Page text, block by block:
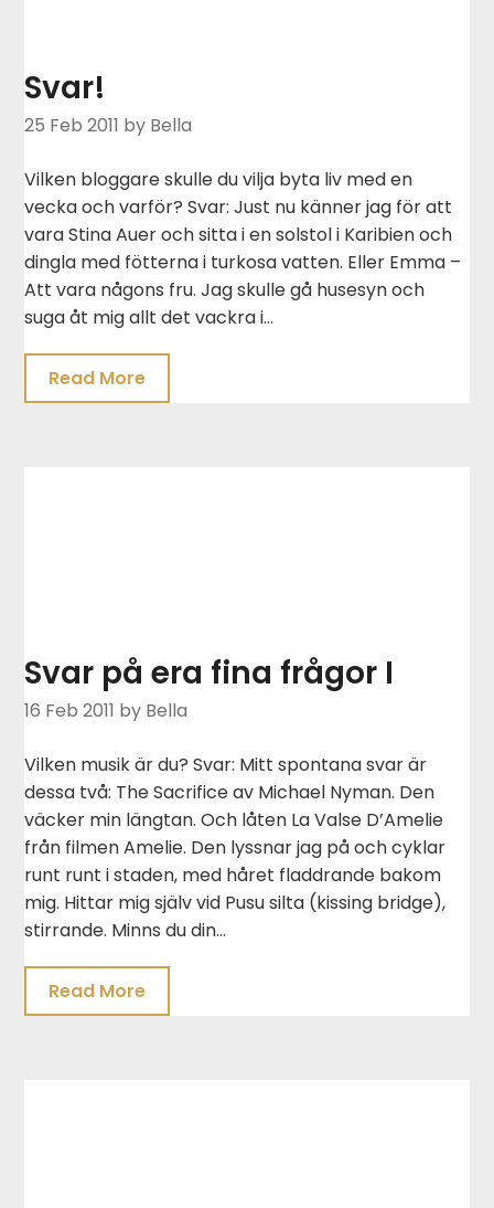
Svar!
25 Feb 2011 by Bella
Vilken bloggare skulle du vilja byta liv med en
vecka och varför? Svar: Just nu känner jag för att
vara Stina Auer och sitta i en solstol i Karibien och
dingla med fötterna i turkosa vatten. Eller Emma –
Att vara någons fru. Jag skulle gå husesyn och
suga åt mig allt det vackra i…
Read More
Svar på era fina frågor I
16 Feb 2011 by Bella
Vilken musik är du? Svar: Mitt spontana svar är
dessa två: The Sacrifice av Michael Nyman. Den
väcker min längtan. Och låten La Valse D’Amelie
från filmen Amelie. Den lyssnar jag på och cyklar
runt runt i staden, med håret fladdrande bakom
mig. Hittar mig själv vid Pusu silta (kissing bridge),
stirrande. Minns du din…
Read More